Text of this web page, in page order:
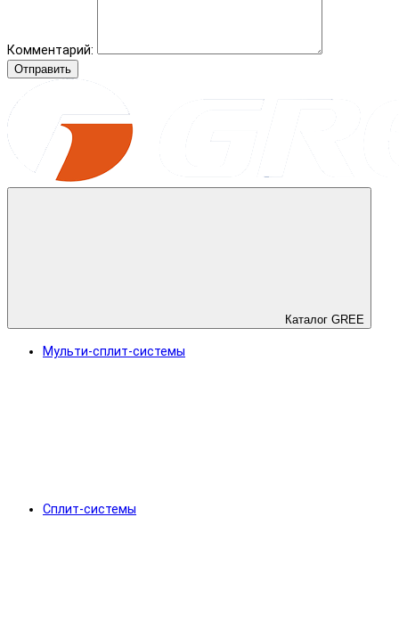
Комментарий:
Отправить
Каталог GREE
Мульти-сплит-системы
Сплит-системы